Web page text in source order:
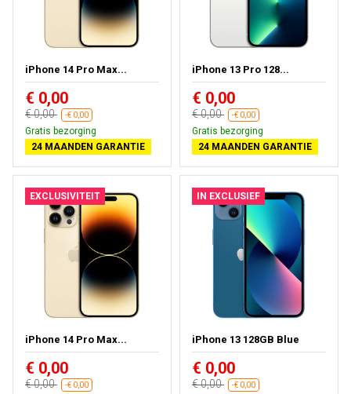
iPhone 14 Pro Max...
€ 0,00
€ 0,00 -€ 0,00
Gratis bezorging
24 MAANDEN GARANTIE
iPhone 13 Pro 128...
€ 0,00
€ 0,00 -€ 0,00
Gratis bezorging
24 MAANDEN GARANTIE
EXCLUSIVITEIT
iPhone 14 Pro Max...
€ 0,00
€ 0,00 -€ 0,00
IN EXCLUSIEF
iPhone 13 128GB Blue
€ 0,00
€ 0,00 -€ 0,00